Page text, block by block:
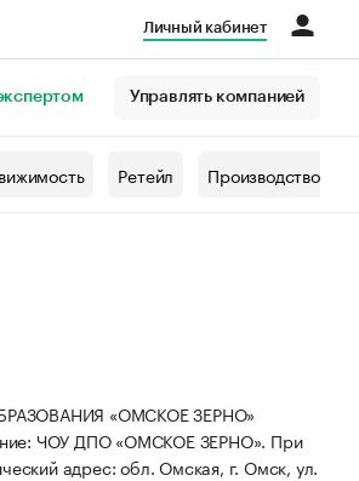
Личный кабинет
Управлять компанией
Ретейл Производство
«ОМСКОЕ ЗЕРНО»
ЧОУ ДПО «ОМСКОЕ ЗЕРНО». При
адрес: обл. Омская, г. Омск, ул.